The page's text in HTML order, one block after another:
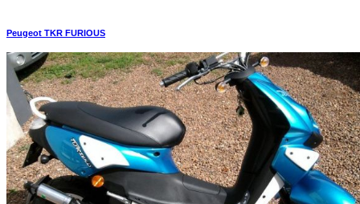
Peugeot TKR FURIOUS